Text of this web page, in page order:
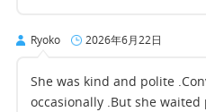
Ryoko 2026年6月22日
She was kind and polite
occasionally .But she